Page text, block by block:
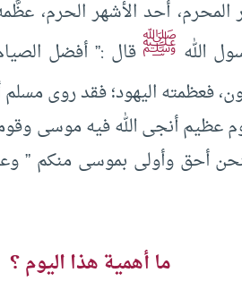
أحد الأشهر الحرم،
الله ﷺ قال :” أفضل
فعظمته اليهود؛ فقد روى مسلم
عظيم أنجى الله فيه موسى
أحق وأولى بموسى منكم ”
ما أهمية هذا اليوم ؟